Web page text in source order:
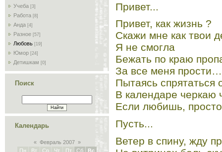
Учеба [3]
Работа [8]
Анда [4]
Разное [57]
Любовь [19]
Юмор [24]
Детишкам [0]
Поиск
Календарь
« Февраль 2007 »
Пн
Вт Ср Чт Пт Сб
Вс
Привет...
Привет, как жизнь ?
Скажи мне как твои
Я не смогла
Бежать по краю
За все меня прости…
Пытаясь
В календаре черкаю
Если любишь,
Пусть...
Ветер в спину, жду